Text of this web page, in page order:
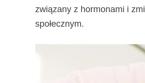
związany z hormonami i
społecznym.